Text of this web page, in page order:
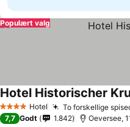
Populært valg
4 StjernerHotel To forskellige
Hotel Historischer
7,7 Godt 1.842 Oeversee,